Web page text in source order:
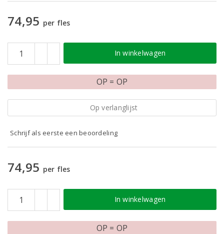
74,95 per fles
In winkelwagen
OP = OP
Op verlanglijst
Schrijf als eerste een beoordeling
74,95 per fles
In winkelwagen
OP = OP